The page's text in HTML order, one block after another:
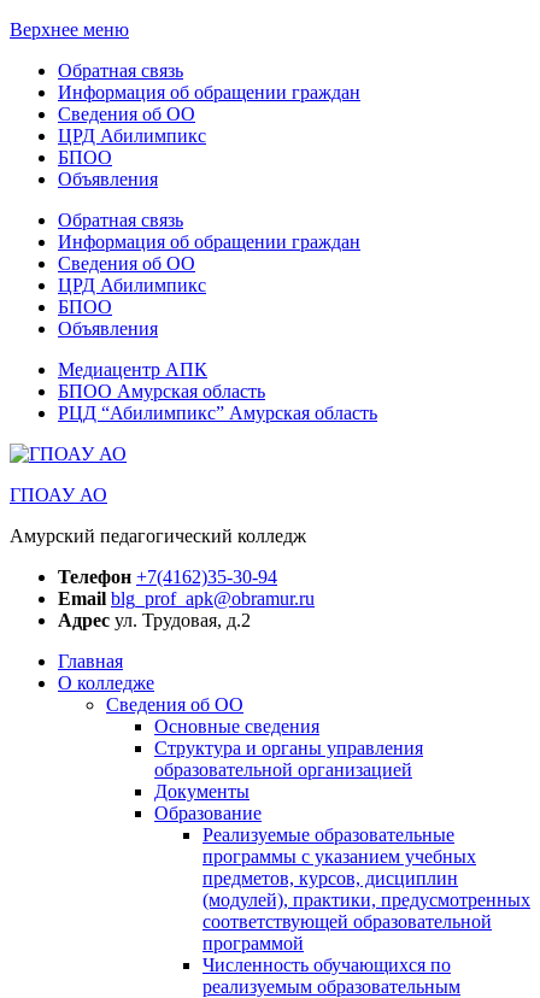
Верхнее меню
Обратная связь
Информация об обращении граждан
Сведения об ОО
ЦРД Абилимпикс
БПОО
Объявления
Обратная связь
Информация об обращении граждан
Сведения об ОО
ЦРД Абилимпикс
БПОО
Объявления
Медиацентр АПК
БПОО Амурская область
РЦД “Абилимпикс” Амурская область
ГПОАУ АО
Амурский педагогический колледж
Телефон +7(4162)35-30-94
Email blg_prof_apk@obramur.ru
Адрес ул. Трудовая, д.2
Главная
О колледже
Сведения об ОО
Основные сведения
Структура и органы управления
образовательной организацией
Документы
Образование
Реализуемые образовательные
программы с указанием учебных
предметов, курсов, дисциплин
(модулей), практики, предусмотренных
соответствующей образовательной
программой
Численность обучающихся по
реализуемым образовательным